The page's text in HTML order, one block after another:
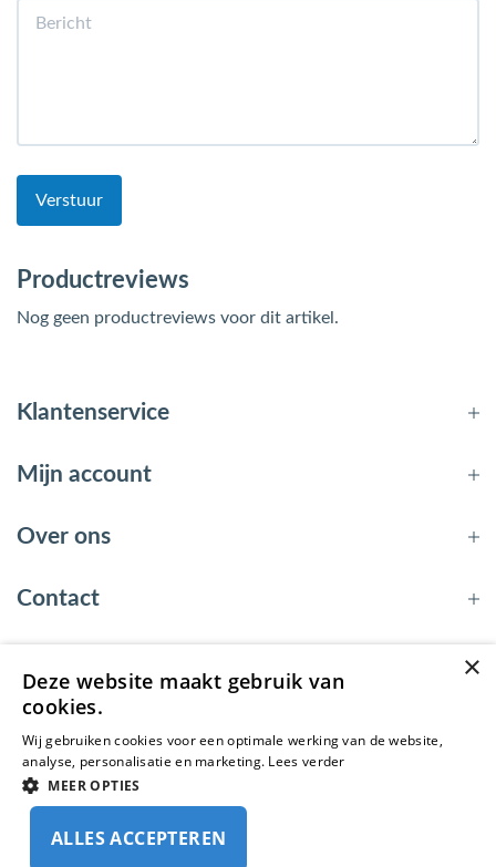
Verstuur
Productreviews
Nog geen productreviews voor dit artikel.
Klantenservice
Mijn account
Over ons
Contact
© 2026 - EnergyBy
×
Deze website maakt gebruik van
cookies.
Wij gebruiken cookies voor een optimale werking van de website,
analyse, personalisatie en marketing. Lees verder
MEER OPTIES
ALLES ACCEPTEREN